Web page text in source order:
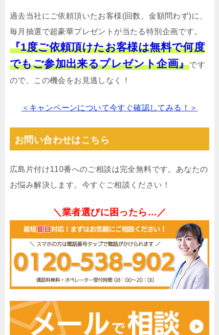
過去当社にご依頼頂いたお客様(回数、金額問わず)に、
毎月抽選で超豪華プレゼントが当たる特別企画です。
『1度ご依頼頂けたお客様は無料で何度
でもご参加出来るプレゼント企画』です
ので、この機会をお見逃しなく！
＜キャンペーンについて今すぐ確認してみる！＞
お問い合わせはこちら
広島片付け110番へのご相談は完全無料です。あなたの
お悩み解決します。今すぐご相談ください！
＼業者選びに困ったら…／